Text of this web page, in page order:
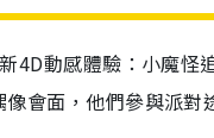
4D動感體驗：小魔
會面，他們參與派